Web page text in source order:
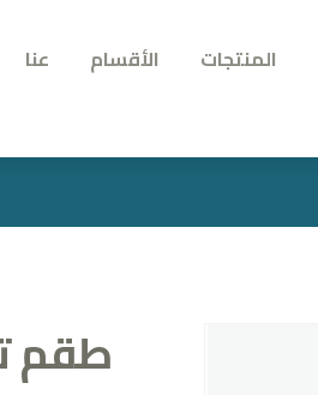
المنتجات الأقسام عنا
طقم